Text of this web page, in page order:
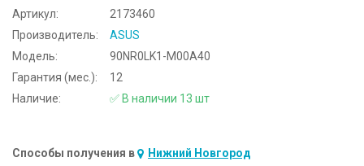
Артикул:
2173460
Производитель:
ASUS
Модель:
90NR0LK1-M00A40
Гарантия (мес.):
12
Наличие:
✅ В наличии 13 шт
Способы получения в Нижний Новгород